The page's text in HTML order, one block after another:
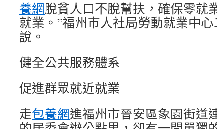
養網脫貧人口不脫幫扶，確保零就
就業。”福州市人社局勞動就業中
說。
健全公共服務體系
促進群眾就近就業
走包養網進福州市晉安區象園街道